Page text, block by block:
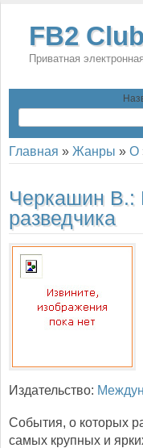
FB2
Приватная
Главная » Жанры » О
Черкашин В.:
разведчика
Издательство:
События, о которых
самых крупных и